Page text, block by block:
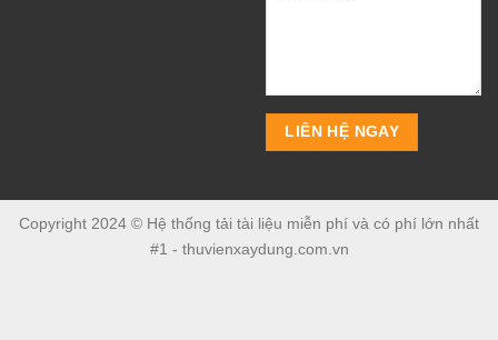
Copyright 2024 © Hệ thống tải tài liệu miễn phí và có phí lớn nhất
#1 - thuvienxaydung.com.vn